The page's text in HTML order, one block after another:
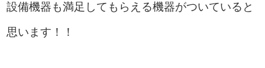
設備機器も満足してもらえる機器がついていると
思います！！